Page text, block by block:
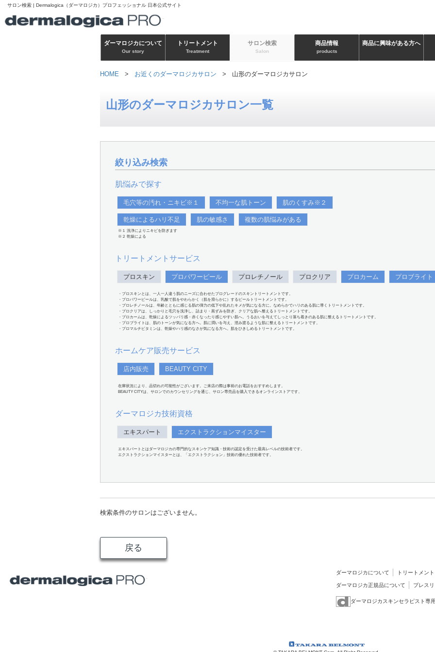
サロン検索 | Dermalogica（ダーマロジカ）プロフェッショナル 日本公式サイト
ダーマロジカについて
Our story
トリートメント
Treatment
サロン検索
Salon
商品情報
products
商品に興味がある方へ
HOME > お近くのダーマロジカサロン > 山形のダーマロジカサロン
山形のダーマロジカサロン一覧
絞り込み検索
肌悩みで探す
毛穴等の汚れ・ニキビ※１ 不均一な肌トーン 肌のくすみ※２
乾燥によるハリ不足 肌の敏感さ 複数の肌悩みがある
※１ 洗浄によりニキビを防ぎます
※２ 乾燥による
トリートメントサービス
プロスキン プロパワーピール プロレチノール プロクリア プロカーム プロブライト
・プロスキンとは、一人一人違う肌のニーズに合わせたプログレードのスキントリートメントです。
・プロパワーピールは、乳酸で肌をやわらかく（肌を滑らかに）するピールトリートメントです。
・プロレチノールは、年齢とともに感じる肌の弾力の低下や乱れたキメが気になる方に。なめらかでハリのある肌に導くトリートメントです。
・プロクリアは、しっかりと毛穴を洗浄し、詰まり・黒ずみを防ぎ、クリアな肌へ整えるトリートメントです。
・プロカームは、乾燥によるツッパリ感・赤くなったり感じやすい肌へ。うるおいを与えてしっとり落ち着きのある肌に整えるトリートメントです。
・プロブライトは、肌のトーンが気になる方へ。肌に潤いを与え、澄み渡るような肌に整えるトリートメントです。
・プロマルチビタミンは、乾燥やハリ感のなさが気になる方へ。肌をひきしめるトリートメントです。
ホームケア販売サービス
店内販売 BEAUTY CITY
在庫状況により、品切れの可能性がございます。ご来店の際は事前のお電話をおすすめします。
BEAUTY CITYは、サロンでのカウンセリングを通じ、サロン専売品を購入できるオンラインストアです。
ダーマロジカ技術資格
エキスパート エクストラクションマイスター
エキスパートとはダーマロジカの専門的なスキンケア知識・技術の認定を受けた最高レベルの技術者です。
エクストラクションマイスターとは、「エクストラクション」技術の優れた技術者です。
検索条件のサロンはございません。
戻る
ダーマロジカについて トリートメント
ダーマロジカ正規品について プレス
ダーマロジカスキンセラピスト専